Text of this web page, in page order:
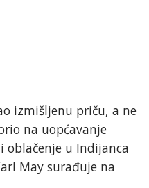
izmišljenu priču, a ne
na uopćavanje
oblačenje u Indijanca
May surađuje na